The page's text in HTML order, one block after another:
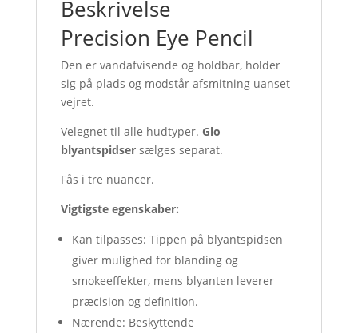
Beskrivelse
Precision Eye Pencil
Den er vandafvisende og holdbar, holder
sig på plads og modstår afsmitning uanset
vejret.
Velegnet til alle hudtyper. Glo
blyantspidsersælges separat.
Fås i tre nuancer.
Vigtigste egenskaber:
Kan tilpasses: Tippen på blyantspidsen
giver mulighed for blanding og
smokeeffekter, mens blyanten leverer
præcision og definition.
Nærende: Beskyttende